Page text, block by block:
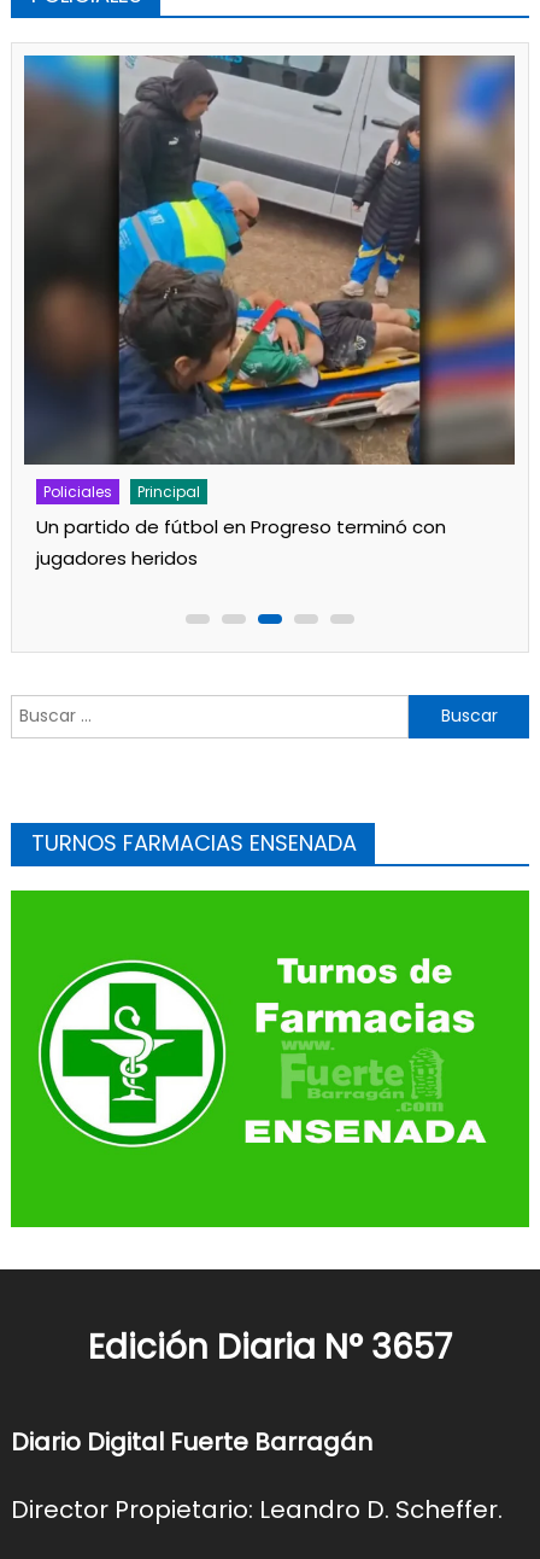
Policiales Principal
Se incendió una vivienda
Buscar:
TURNOS FARMACIAS ENSENADA
Edición Diaria N° 3657
Diario Digital Fuerte Barragán
Director Propietario: Leandro D. Scheffer.